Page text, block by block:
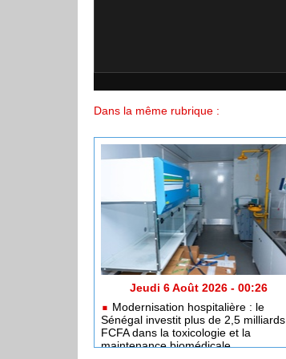
Dans la même rubrique :
Jeudi 6 Août 2026 - 00:26
Modernisation hospitalière : le
Sénégal investit plus de 2,5 milliards
FCFA dans la toxicologie et la
maintenance biomédicale